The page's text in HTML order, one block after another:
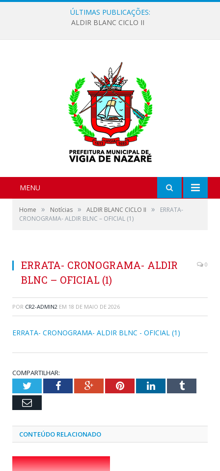
ÚLTIMAS PUBLICAÇÕES:
ALDIR BLANC CICLO II
MENU
Home » Notícias » ALDIR BLANC CICLO II »
ERRATA-
CRONOGRAMA- ALDIR BLNC – OFICIAL (1)
ERRATA- CRONOGRAMA- ALDIR
BLNC – OFICIAL (1)
0
POR CR2-ADMIN2 EM 18 DE MAIO DE 2026
ERRATA- CRONOGRAMA- ALDIR BLNC - OFICIAL (1)
COMPARTILHAR:
TwitterFacebookGoogle+PinterestLinkedInTumblr
Email
CONTEÚDO RELACIONADO